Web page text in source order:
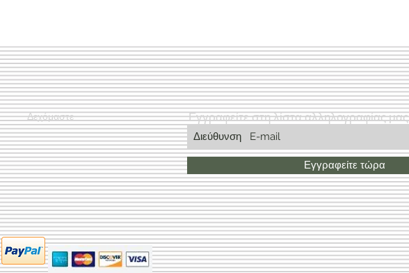
Δεχόμαστε Εγγραφείτε στη λίστα αλληλογραφίας μας
Εγγραφείτε τώρα